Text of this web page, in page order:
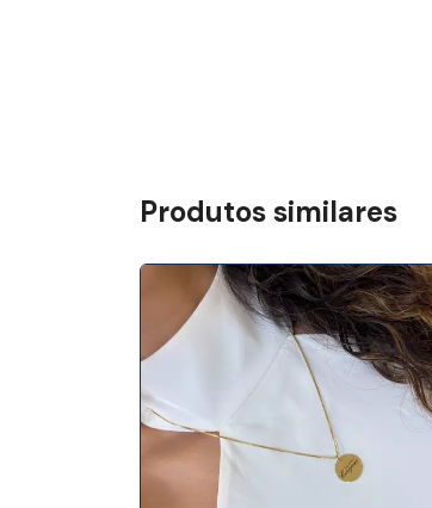
Produtos similares